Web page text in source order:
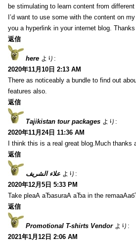
be stimulating to learn content from
I’d want to use some with the content on
you a hyperlink in your internet blog. Thanks
返信
here より:
2020年11月10日 2:13 AM
There as noticeably a bundle to find out
features also.
返信
Tajikistan tour packages より:
2020年11月24日 11:36 AM
I think this is a real great blog.Much thanks
返信
علاء الشريف より:
2020年12月5日 5:33 PM
Take pleаА аЂаsurаА аЂа in the
返信
Promotional T-shirts Vendor より:
2021年1月12日 2:06 AM